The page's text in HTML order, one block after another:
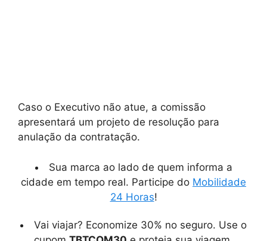
Caso o Executivo não atue, a comissão
apresentará um projeto de resolução para
anulação da contratação.
Sua marca ao lado de quem informa a
cidade em tempo real. Participe do Mobilidade
24 Horas!
Vai viajar? Economize 30% no seguro. Use o